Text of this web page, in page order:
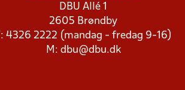
DBU Allé 1
2605 Brøndby
4326 2222 (mandag - fredag 9-16)
M: dbu@dbu.dk